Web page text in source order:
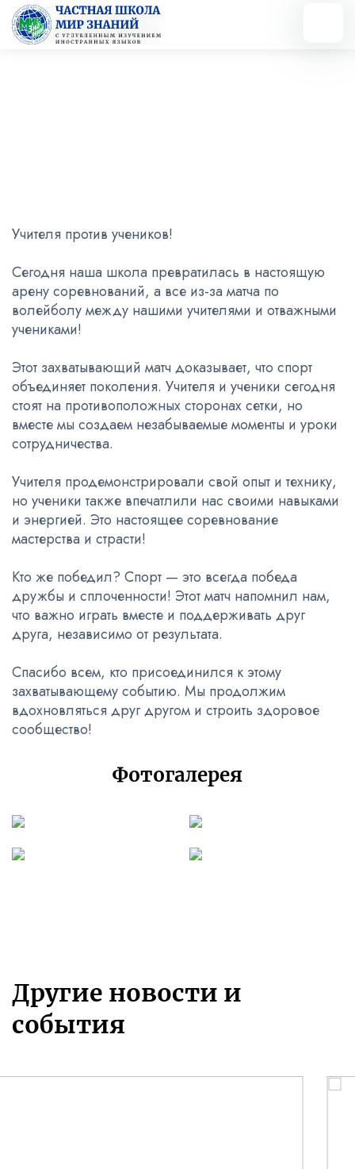
Учителя против учеников!
Сегодня наша школа превратилась в настоящую
арену соревнований, а все из-за матча по
волейболу между нашими учителями и отважными
учениками!
Этот захватывающий матч доказывает, что спорт
объединяет поколения. Учителя и ученики сегодня
стоят на противоположных сторонах сетки, но
вместе мы создаем незабываемые моменты и уроки
сотрудничества.
Учителя продемонстрировали свой опыт и технику,
но ученики также впечатлили нас своими навыками
и энергией. Это настоящее соревнование
мастерства и страсти!
Кто же победил? Спорт — это всегда победа
дружбы и сплоченности! Этот матч напомнил нам,
что важно играть вместе и поддерживать друг
друга, независимо от результата.
Спасибо всем, кто присоединился к этому
захватывающему событию. Мы продолжим
вдохновляться друг другом и строить здоровое
сообщество!
Фотогалерея
Другие новости и
события